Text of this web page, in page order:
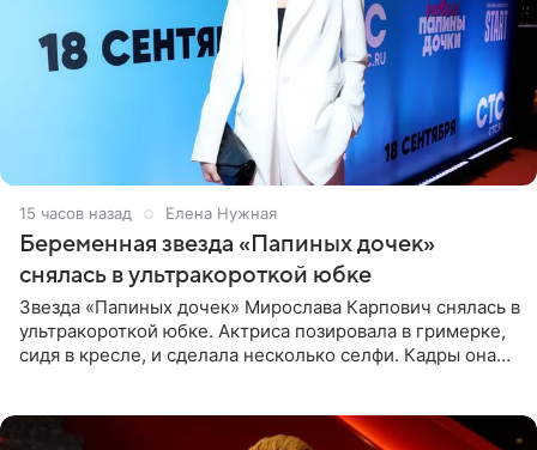
15 часов назад Елена Нужная
Беременная звезда «Папиных дочек»
снялась в ультракороткой юбке
Звезда «Папиных дочек» Мирослава Карпович снялась в
ультракороткой юбке. Актриса позировала в гримерке,
сидя в кресле, и сделала несколько селфи. Кадры она